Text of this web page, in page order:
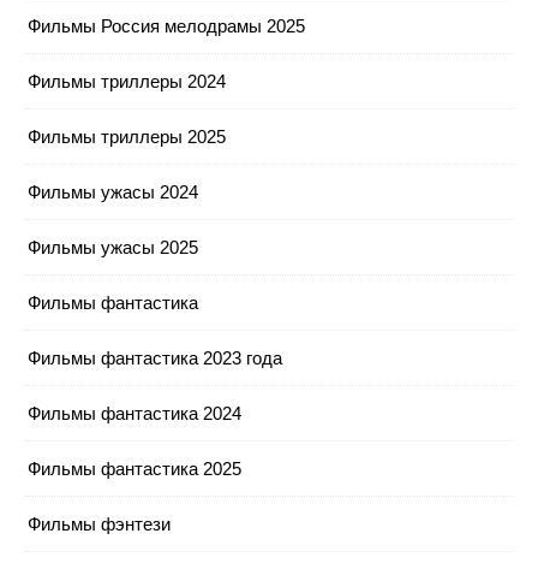
Фильмы Россия мелодрамы 2025
Фильмы триллеры 2024
Фильмы триллеры 2025
Фильмы ужасы 2024
Фильмы ужасы 2025
Фильмы фантастика
Фильмы фантастика 2023 года
Фильмы фантастика 2024
Фильмы фантастика 2025
Фильмы фэнтези